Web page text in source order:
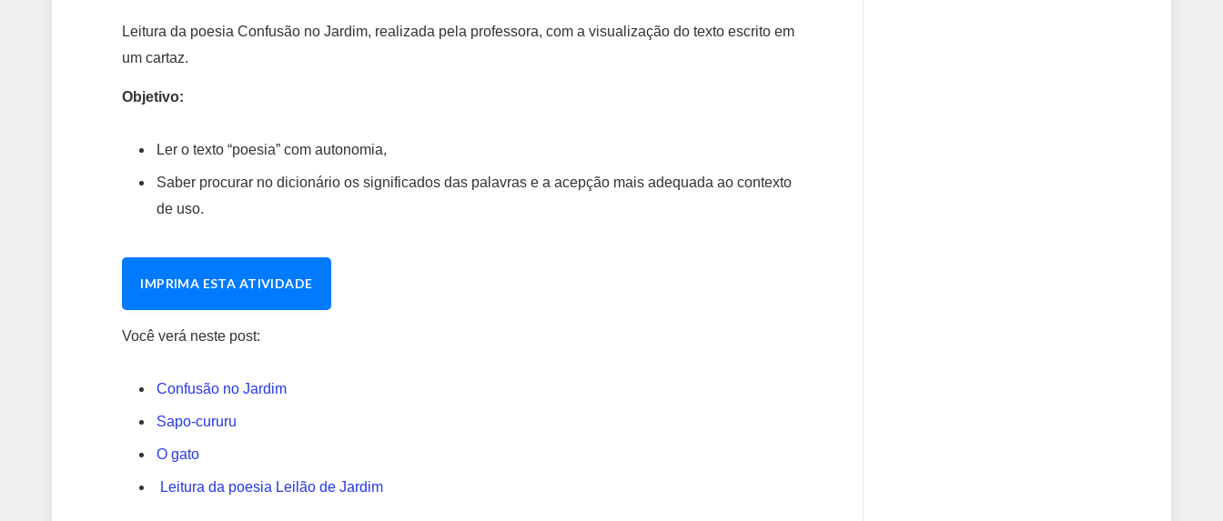
Leitura da poesia Confusão no Jardim, realizada pela professora, com a visualização do texto escrito em
um cartaz.
Objetivo:
Ler o texto “poesia” com autonomia,
Saber procurar no dicionário os significados das palavras e a acepção mais adequada ao contexto
de uso.
IMPRIMA ESTA ATIVIDADE
Você verá neste post:
Confusão no Jardim
Sapo-cururu
O gato
Leitura da poesia Leilão de Jardim